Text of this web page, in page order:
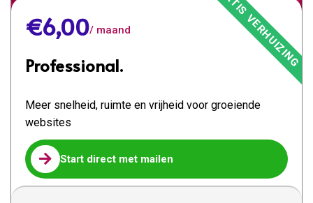
€6,00/ maand
Professional.
Meer snelheid, ruimte en vrijheid voor groeiende
websites
 Start direct met mailen